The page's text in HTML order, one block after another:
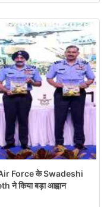
Force के Swadeshi
किया बड़ा आह्वान